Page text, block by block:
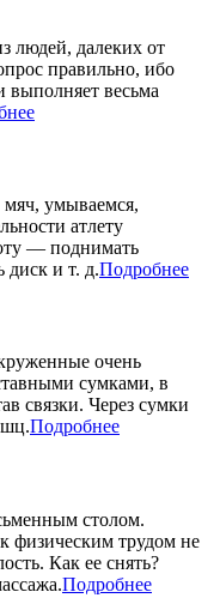
людей, далеких от
правильно, ибо
выполняет весьма
умываемся,
атлету
— поднимать
диск и т. д.Подробнее
очень
сумками, в
связки. Через сумки
Подробнее
столом.
физическим трудом не
Как ее снять?
Подробнее